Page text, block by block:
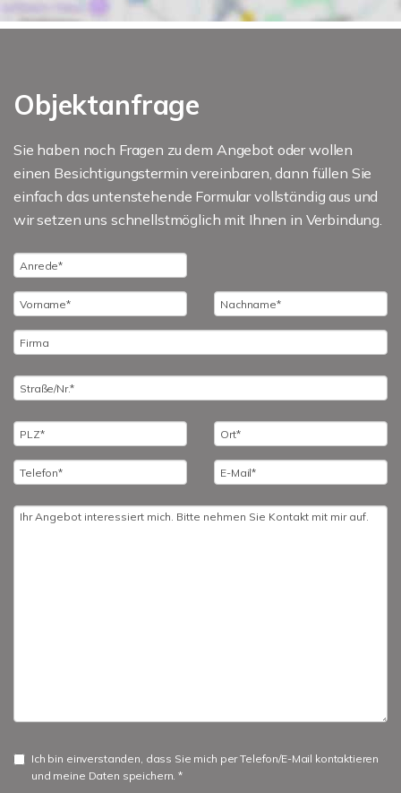
Objektanfrage
Sie haben noch Fragen zu dem Angebot oder wollen
einen Besichtigungstermin vereinbaren, dann füllen Sie
einfach das untenstehende Formular vollständig aus und
wir setzen uns schnellstmöglich mit Ihnen in Verbindung.
Ich bin einverstanden, dass Sie mich per Telefon/E-Mail kontaktieren
und meine Daten speichern. *